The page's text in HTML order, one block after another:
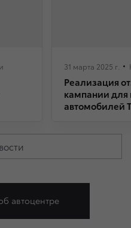
31 марта 2025 г.
Реализация
кампании для
автомобилей
автоцентре